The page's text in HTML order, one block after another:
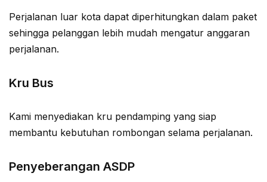
Perjalanan luar kota dapat diperhitungkan dalam paket
sehingga pelanggan lebih mudah mengatur anggaran
perjalanan.
Kru Bus
Kami menyediakan kru pendamping yang siap
membantu kebutuhan rombongan selama perjalanan.
Penyeberangan ASDP